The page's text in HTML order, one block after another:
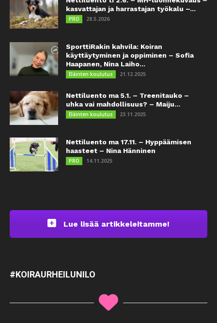
kasvattajan ja harrastajan työkalu –...
PRO 28.5.2026
SporttiRakin kahvila: Koiran
käyttäytyminen ja oppiminen – Sofia
Haapanen, Nina Laiho...
Eläinten koulutus 21.12.2025
Nettiluento ma 5.1. – Treenitauko –
uhka vai mahdollisuus? – Maiju...
Eläinten koulutus 23.11.2025
Nettiluento ma 17.11. – Hyppäämisen
haasteet – Nina Hänninen
PRO 14.11.2025
Lue lisää artikkeleitamme!
#KOIRAURHEILUNILO